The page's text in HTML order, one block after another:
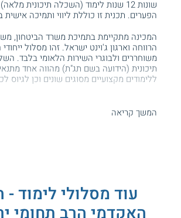
שונות 12 שנות לימוד (השכלה תיכונית
הפערים. תכנית זו כוללת ליווי ותמיכה
המכינה מתקיימת בתמיכת משרד הביטחון,
הרווחה וארגון ג'וינט ישראל. זהו מסלול
משוחררים ולבוגרי השירות הלאומי בלבד.
תיכונית (הידועה בשם תג"ת) מהווה אחד
ללימודים מקצועיים מסוגים שונים וכן לגיוס
מתכונת הלימוד
אורכה שלהמכינה
7 חודשים. השיעורים בה
המשך קריאה
עוד מסלולי לימוד -